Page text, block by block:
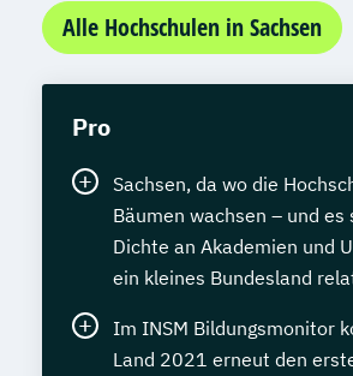
Alle Hochschulen in Sachsen
Pro
Sachsen, da wo die
Bäumen wachsen – und
Dichte an Akademien und
ein kleines Bundesland
Im INSM Bildungsmonitor
Land 2021 erneut den